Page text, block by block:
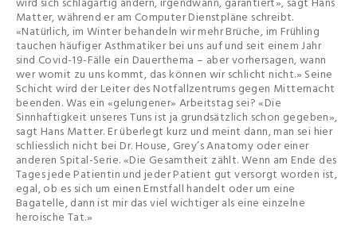
Matter, während er am Computer Dienstpläne schreibt.
«Natürlich, im Winter behandeln wir mehr Brüche, im Frühling
tauchen häufiger Asthmatiker bei uns auf und seit einem Jahr
sind Covid-19-Fälle ein Dauerthema – aber vorhersagen, wann
wer womit zu uns kommt, das können wir schlicht nicht.» Seine
Schicht wird der Leiter des Notfallzentrums gegen Mitternacht
beenden. Was ein «gelungener» Arbeitstag sei? «Die
Sinnhaftigkeit unseres Tuns ist ja grundsätzlich schon gegeben»,
sagt Hans Matter. Er überlegt kurz und meint dann, man sei hier
schliesslich nicht bei Dr. House, Grey’s Anatomy oder einer
anderen Spital-Serie. «Die Gesamtheit zählt. Wenn am Ende des
Tages jede Patientin und jeder Patient gut versorgt worden ist,
egal, ob es sich um einen Ernstfall handelt oder um eine
Bagatelle, dann ist mir das viel wichtiger als eine einzelne
heroische Tat.»